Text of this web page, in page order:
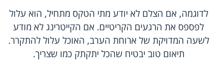
לדוגמה, אם הצלם לא יודע מתי הטקס מתחיל, הוא עלול
לפספס את הרגעים הקריטיים. אם הקייטרינג לא מודע
לשעה המדויקת של ארוחת הערב, האוכל עלול להתקרר.
תיאום טוב יבטיח שהכל יתקתק כמו שצריך.